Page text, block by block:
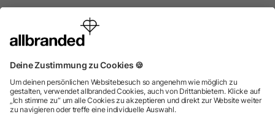
International